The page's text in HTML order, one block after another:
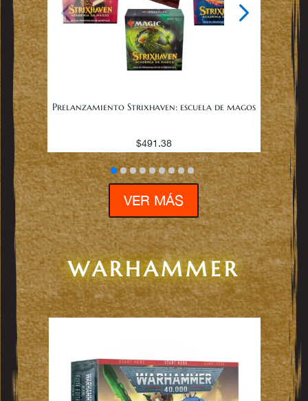
Prelanzamiento Strixhaven: escuela de magos
$491.38
VER MÁS
WARHAMMER